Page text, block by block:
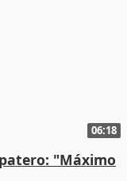
06:18
"Máximo